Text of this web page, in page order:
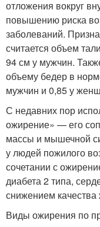
отложения вокруг
повышению риска
заболеваний.
считается объем
94 см у мужчин.
объему бедер в
мужчин и 0,85 у
С недавних пор
ожирение» — его
массы и мышечной
у людей пожилого
сочетании с
диабета 2 типа,
снижением
Виды ожирения по